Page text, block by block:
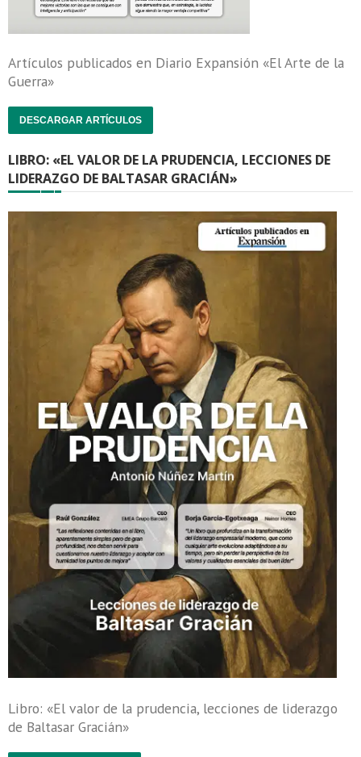
Artículos publicados en Diario Expansión «El Arte de la
Guerra»
DESCARGAR ARTÍCULOS
LIBRO: «EL VALOR DE LA PRUDENCIA, LECCIONES DE
LIDERAZGO DE BALTASAR GRACIÁN»
Libro: «El valor de la prudencia, lecciones de liderazgo
de Baltasar Gracián»